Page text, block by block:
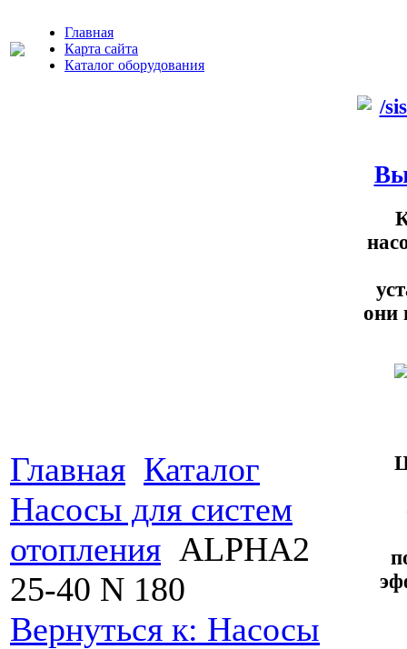
Главная
Карта сайта
Каталог оборудования
Главная Каталог
Насосы для систем
отопления ALPHA2
25-40 N 180
Вернуться к: Насосы
они